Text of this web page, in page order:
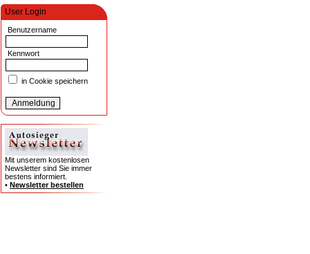
User Login
Benutzername
Kennwort
in Cookie speichern
Mit unserem kostenlosen
Newsletter sind Sie immer
bestens informiert.
• Newsletter bestellen